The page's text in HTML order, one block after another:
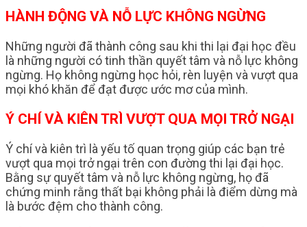
HÀNH ĐỘNG VÀ NỖ LỰC KHÔNG NGỪNG
Những người đã thành công sau khi thi lại đại học đều
là những người có tinh thần quyết tâm và nỗ lực không
ngừng. Họ không ngừng học hỏi, rèn luyện và vượt qua
mọi khó khăn để đạt được ước mơ của mình.
Ý CHÍ VÀ KIÊN TRÌ VƯỢT QUA MỌI TRỞ NGẠI
Ý chí và kiên trì là yếu tố quan trọng giúp các bạn trẻ
vượt qua mọi trở ngại trên con đường thi lại đại học.
Bằng sự quyết tâm và nỗ lực không ngừng, họ đã
chứng minh rằng thất bại không phải là điểm dừng mà
là bước đệm cho thành công.